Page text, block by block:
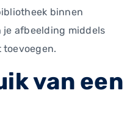
binnen
je afbeelding middels
toevoegen.
van een